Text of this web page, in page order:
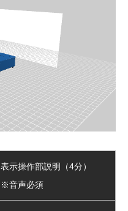
表示操作部説明（4分）
※音声必須